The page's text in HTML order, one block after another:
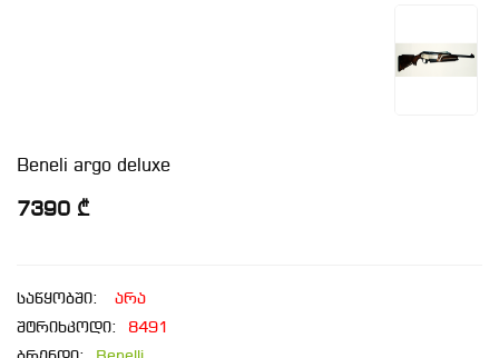
Beneli argo deluxe
7390 ₾
საწყობში:
არა
შტრიხკოდი:
8491